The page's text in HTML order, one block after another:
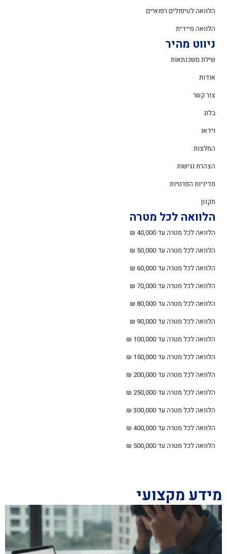
הלוואה לטיפולים רפואיים
הלוואה מיידית
ניווט מהיר
שילת משכנתאות
אודות
צור קשר
בלוג
וידאו
המלצות
הצהרת נגישות
מדיניות הפרטיות
תקנון
הלוואה לכל מטרה
הלוואה לכל מטרה עד 40,000 ₪
הלוואה לכל מטרה עד 50,000 ₪
הלוואה לכל מטרה עד 60,000 ₪
הלוואה לכל מטרה עד 70,000 ₪
הלוואה לכל מטרה עד 80,000 ₪
הלוואה לכל מטרה עד 90,000 ₪
הלוואה לכל מטרה עד 100,000 ₪
הלוואה לכל מטרה עד 150,000 ₪
הלוואה לכל מטרה עד 200,000 ₪
הלוואה לכל מטרה עד 250,000 ₪
הלוואה לכל מטרה עד 300,000 ₪
הלוואה לכל מטרה עד 400,000 ₪
הלוואה לכל מטרה עד 500,000 ₪
מידע מקצועי